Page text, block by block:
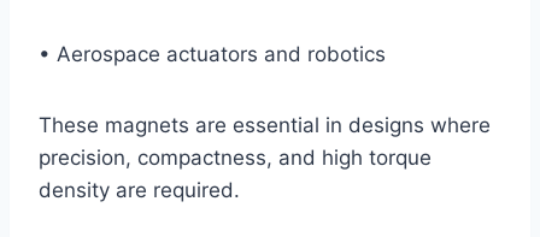
• Aerospace actuators and robotics
These magnets are essential in designs where
precision, compactness, and high torque
density are required.